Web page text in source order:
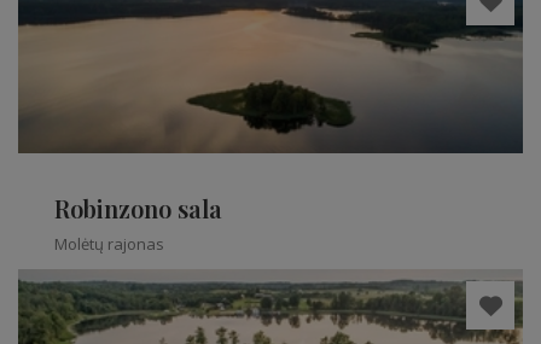
Robinzono sala
Molėtų rajonas